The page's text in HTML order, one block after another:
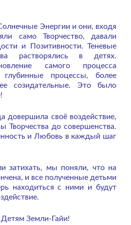
Энергии и они, входя
само Творчество, давали
и Позитивности. Теневые
растворялись в детях.
самого процесса
глубинные процессы, более
созидательные. Это было
довершила своё воздействие,
Творчества до совершенства.
и Любовь в каждый шаг
затихать, мы поняли, что на
и все полученные детьми
находиться с ними и будут
Земли-Гайи!